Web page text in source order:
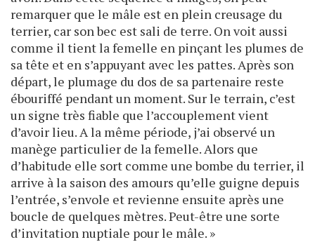
remarquer que le mâle est en plein creusage du
terrier, car son bec est sali de terre. On voit aussi
comme il tient la femelle en pinçant les plumes de
sa tête et en s’appuyant avec les pattes. Après son
départ, le plumage du dos de sa partenaire reste
ébouriffé pendant un moment. Sur le terrain, c’est
un signe très fiable que l’accouplement vient
d’avoir lieu. A la même période, j’ai observé un
manège particulier de la femelle. Alors que
d’habitude elle sort comme une bombe du terrier, il
arrive à la saison des amours qu’elle guigne depuis
l’entrée, s’envole et revienne ensuite après une
boucle de quelques mètres. Peut-être une sorte
d’invitation nuptiale pour le mâle. »